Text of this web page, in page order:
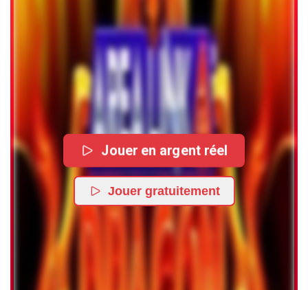
Jouer en argent réel
Jouer gratuitement